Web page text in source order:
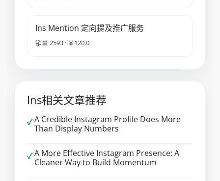
Ins Mention 定向提及推广服务
销量 2593 · ￥120.0
Ins相关文章推荐
✓A Credible Instagram Profile Does More
Than Display Numbers
✓A More Effective Instagram Presence: A
Cleaner Way to Build Momentum